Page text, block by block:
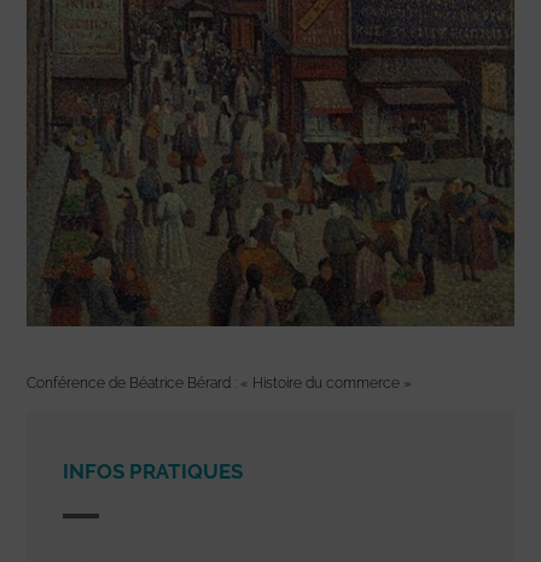
Conférence de Béatrice Bérard : « Histoire du commerce »
INFOS PRATIQUES